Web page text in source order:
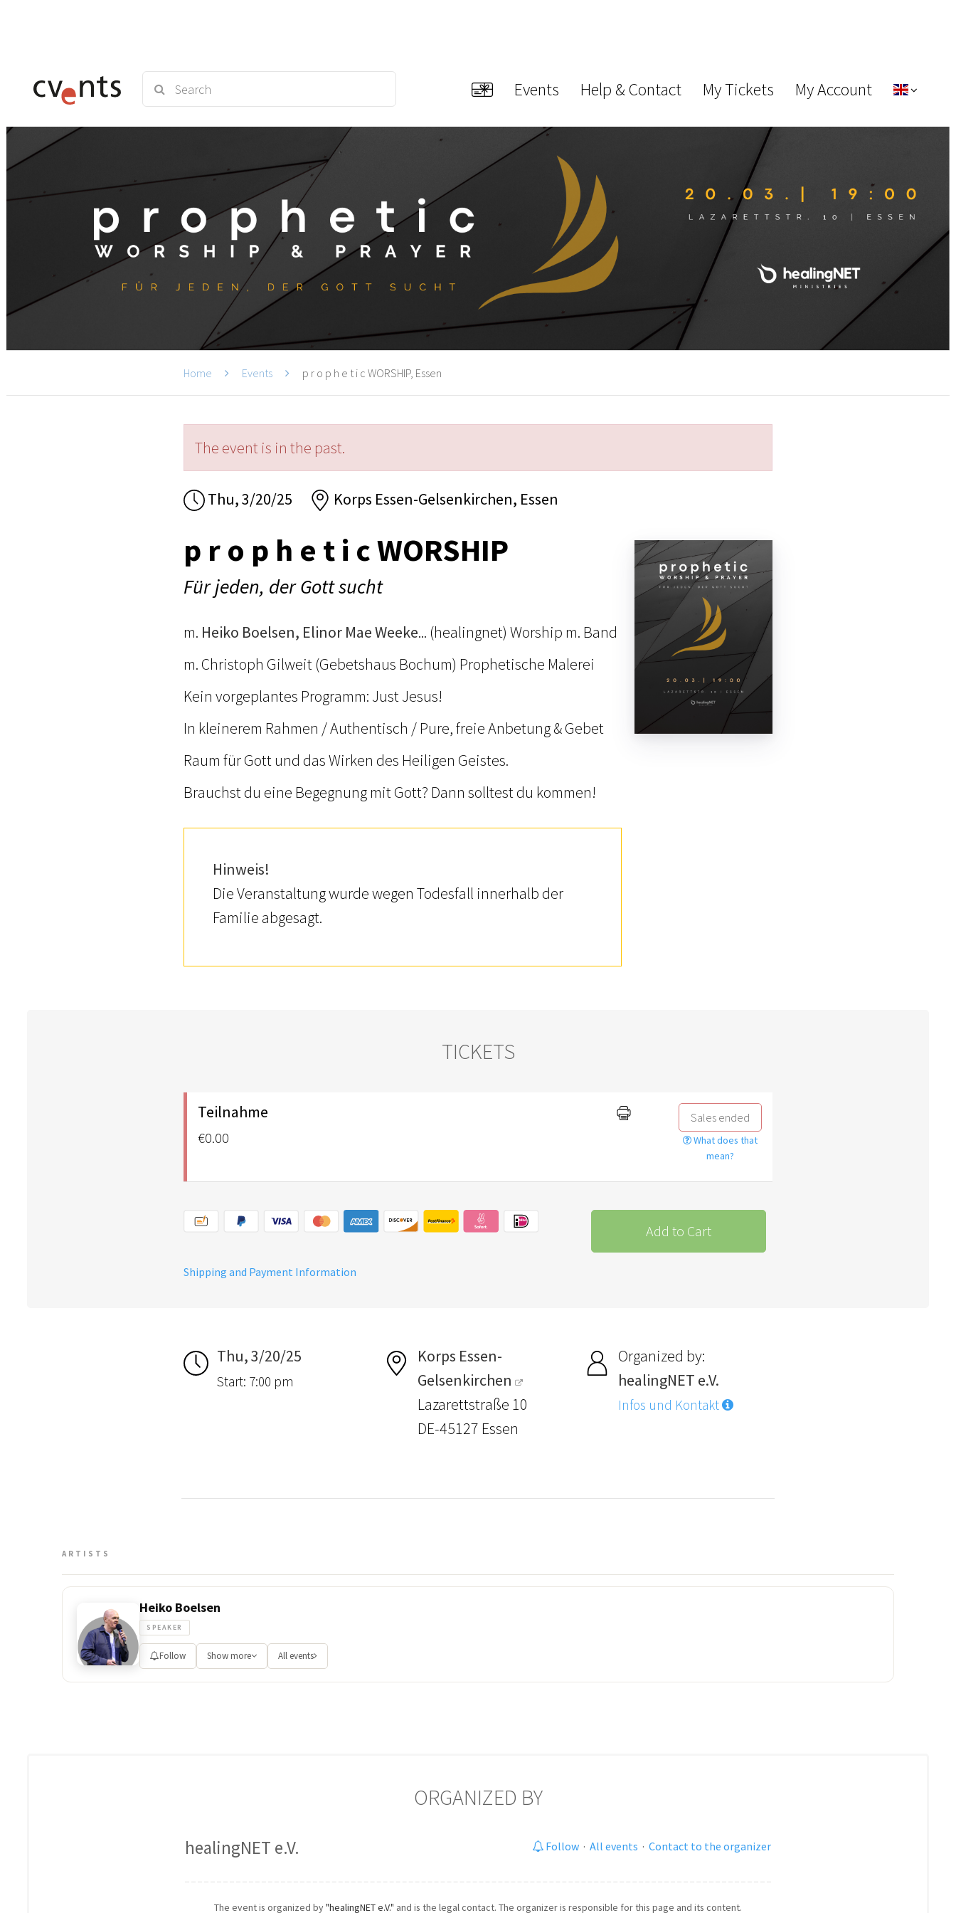
Events Help & Contact My Tickets My Account
Home Events p r o p h e t i c WORSHIP, Essen
The event is in the past.
Thu, 3/20/25 Korps Essen-Gelsenkirchen, Essen
p r o p h e t i c WORSHIP
Für jeden, der Gott sucht
m. Heiko Boelsen, Elinor Mae Weeke... (healingnet) Worship m. Band
m. Christoph Gilweit (Gebetshaus Bochum) Prophetische Malerei
Kein vorgeplantes Programm: Just Jesus!
In kleinerem Rahmen / Authentisch / Pure, freie Anbetung & Gebet
Raum für Gott und das Wirken des Heiligen Geistes.
Brauchst du eine Begegnung mit Gott? Dann solltest du kommen!
Hinweis!
Die Veranstaltung wurde wegen Todesfall innerhalb der
Familie abgesagt.
TICKETS
Teilnahme
€0.00
Sales ended
What does that
mean?
Add to Cart
Shipping and Payment Information
Thu, 3/20/25
Start: 7:00 pm
Korps Essen-
Gelsenkirchen
Lazarettstraße 10
DE-45127 Essen
Organized by:
healingNET e.V.
Infos und Kontakt
ARTISTS
Heiko Boelsen
SPEAKER
Follow Show more All events
ORGANIZED BY
healingNET e.V. Follow· All events · Contact to the organizer
The event is organized by"healingNET e.V." and is the legal contact. The organizer is responsible for this page and its content.